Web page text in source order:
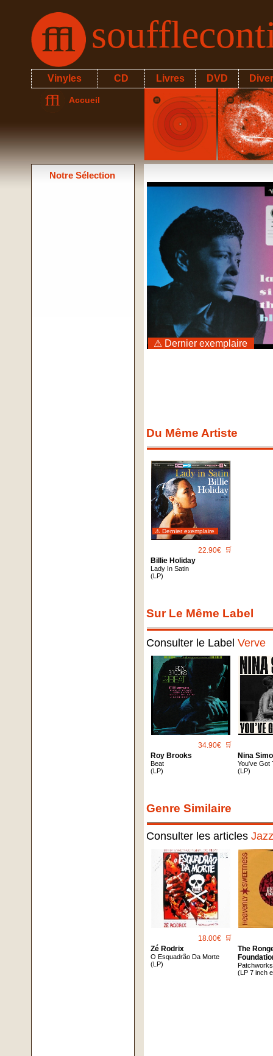
Vinyles CD Livres DVD
Accueil
Notre Sélection
⚠ Dernier exemplaire
Du Même Artiste
⚠ Dernier exemplaire
22.90€ 🛒
Billie Holiday
Lady In Satin
(LP)
Sur Le Même Label
Consulter le LabelVerve
34.90€ 🛒
Roy Brooks
Beat
(LP)
Nina
You've Got
(LP)
Genre Similaire
Consulter les articles
18.00€ 🛒
Zé Rodrix
O Esquadrão Da Morte
(LP)
The
Patchworks
(LP 7 inch